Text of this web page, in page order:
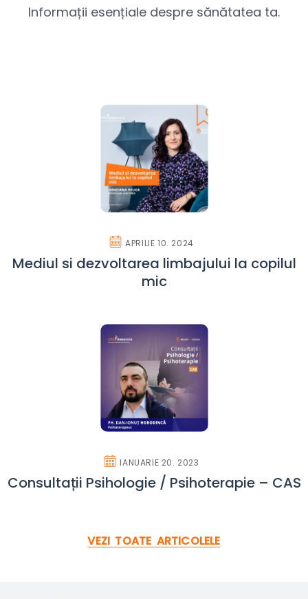
Informații esențiale despre sănătatea ta.
APRILIE 10. 2024
Mediul si dezvoltarea limbajului la copilul
mic
IANUARIE 20. 2023
Consultații Psihologie / Psihoterapie – CAS
VEZI TOATE ARTICOLELE